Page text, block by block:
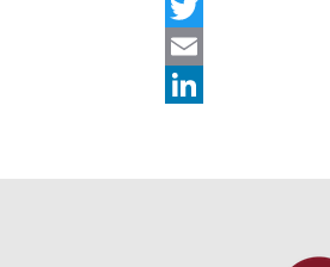
Facebook
Twitter
Email